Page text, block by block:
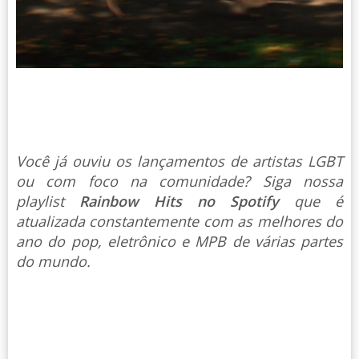
Você já ouviu os lançamentos de artistas LGBT
ou com foco na comunidade? Siga nossa
playlist Rainbow Hits no Spotify que é
atualizada constantemente com as melhores do
ano do pop, eletrônico e MPB de várias partes
do mundo.